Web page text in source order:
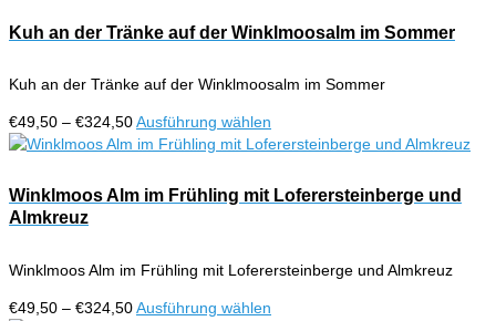
Kuh an der Tränke auf der Winklmoosalm im Sommer
Kuh an der Tränke auf der Winklmoosalm im Sommer
€49,50 – €324,50Preisspanne:
€49,50
€324,50
Ausführung wählen
Produkt
mehrere
Varianten
Optionen
Winklmoos Alm im Frühling mit Loferersteinberge und
Almkreuz
Winklmoos Alm im Frühling mit Loferersteinberge und Almkreuz
€49,50 – €324,50Preisspanne:
Ausführung wählen